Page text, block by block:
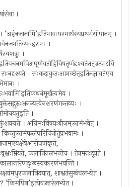
।
।
।
।
सःनदृश्यते । सःकदाकुतःआगच्छेत्इतिनज्ञायतेएव
।
।
।
।
। अग्रिमःविषयःबीजम्उत्तमंभवेत् ।
।
फलानिनलभन्तेच । तेनमनःदूयते ।
।
शाश्वतंसुखंचलभ्येत ।
‘किमपिन’इत्येवउत्तरंलभ्येत ।